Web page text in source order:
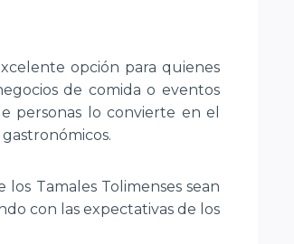
opción para quienes
de comida o eventos
personas lo convierte en el
Tamales Tolimenses sean
con las expectativas de los